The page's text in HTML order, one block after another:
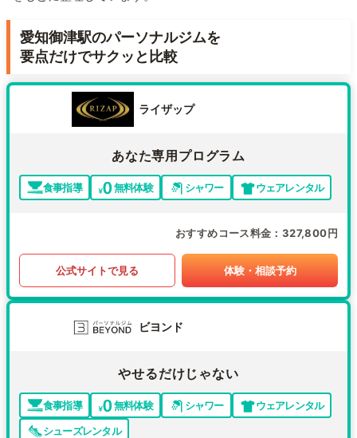
愛知御津駅のパーソナルジムを
要点だけでサクッと比較
ライザップ
あなた専用プログラム
食事指導 無料体験 シャワー ウェアレンタル
おすすめコース料金 327,800円
公式サイトで見る 体験・相談予約
ビヨンド
やせるだけじゃない
食事指導 無料体験 シャワー
ウェアレンタル
シューズレンタル